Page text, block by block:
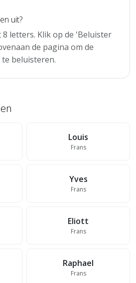
uit?
8 letters. Klik op de 'Beluister
de pagina om de
beluisteren.
Louis
Frans
Yves
Frans
Eliott
Frans
Raphael
Frans